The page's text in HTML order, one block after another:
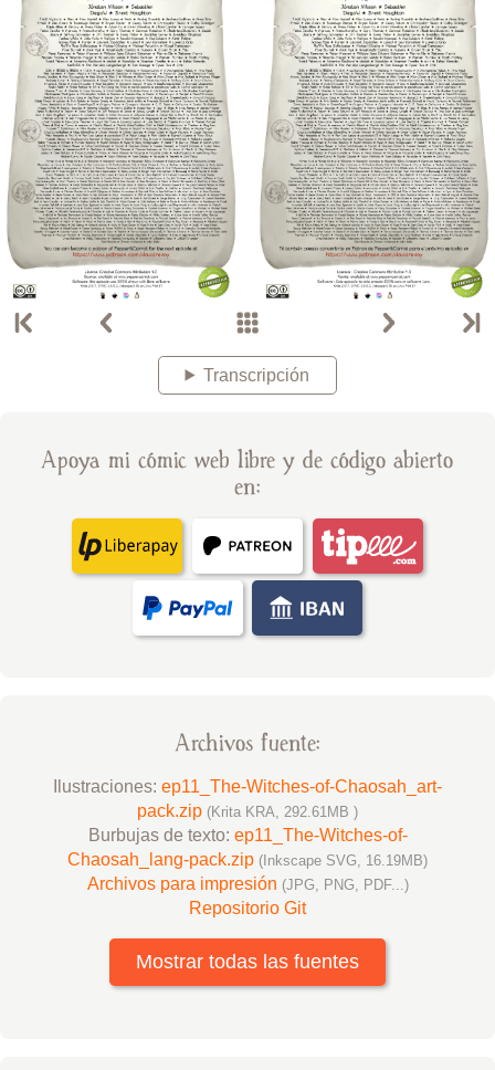
Transcripción
Apoya mi cómic web libre y de código abierto
en:
Archivos fuente:
Ilustraciones: ep11_The-Witches-of-Chaosah_art-
pack.zip (Krita KRA, 292.61MB )
Burbujas de texto: ep11_The-Witches-of-
Chaosah_lang-pack.zip (Inkscape SVG, 16.19MB)
Archivos para impresión (JPG, PNG, PDF...)
Repositorio Git
Mostrar todas las fuentes